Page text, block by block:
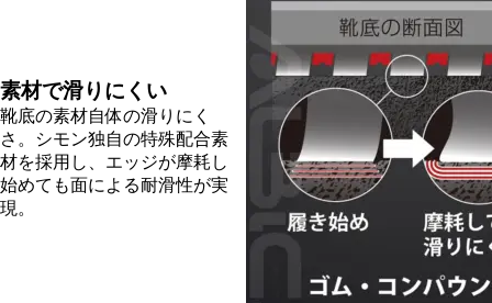
素材で滑りにくい
靴底の素材自体の滑りにく
さ。シモン独自の特殊配合素
材を採用し、エッジが摩耗し
始めても面による耐滑性が実
現。